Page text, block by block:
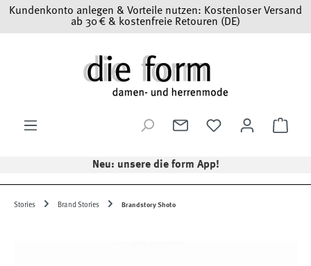
Zum Hauptinhalt springen
Kundenkonto anlegen & Vorteile nutzen: Kostenloser Versand
ab 30 € & kostenfreie Retouren (DE)
Neu: unsere die form App!
Stories Brand Stories Brandstory Shoto